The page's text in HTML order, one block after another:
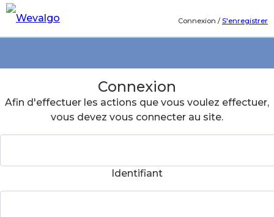
Connexion /S'enregistrer
Connexion
Afin d'effectuer les actions que vous voulez effectuer,
vous devez vous connecter au site.
Identifiant